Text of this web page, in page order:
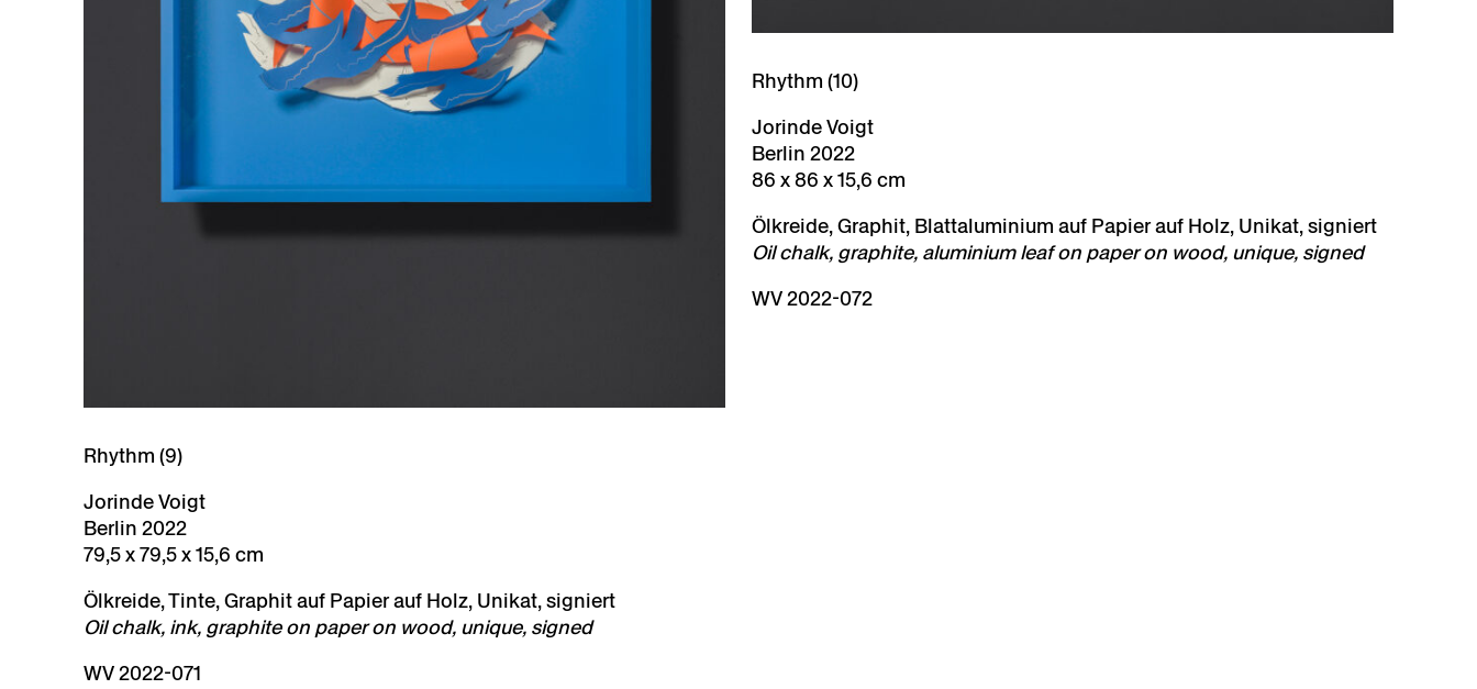
Rhythm (9)
Jorinde Voigt
Berlin 2022
79,5 x 79,5 x 15,6 cm
Ölkreide, Tinte, Graphit auf Papier auf Holz, Unikat, signiert
Oil chalk, ink, graphite on paper on wood, unique, signed
WV 2022-071
Rhythm (10)
Jorinde Voigt
Berlin 2022
86 x 86 x 15,6 cm
Ölkreide, Graphit, Blattaluminium auf Papier auf Holz, Unikat, signiert
Oil chalk, graphite, aluminium leaf on paper on wood, unique, signed
WV 2022-072